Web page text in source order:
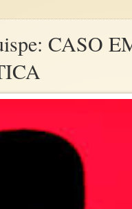
CASO